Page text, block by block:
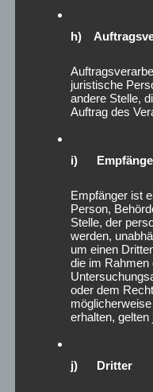
Träumen ist auch
#Vielfalt #Teilhabe
#ZukunftGestalten
#Toleranz
#BGMinBewegung
h)
juristische
andere Stelle,
Auftrag des
i)
Empfänger ist
Person,
Stelle, der
werden,
um einen
die im Rahmen
oder dem
erhalten,
j) Dritter